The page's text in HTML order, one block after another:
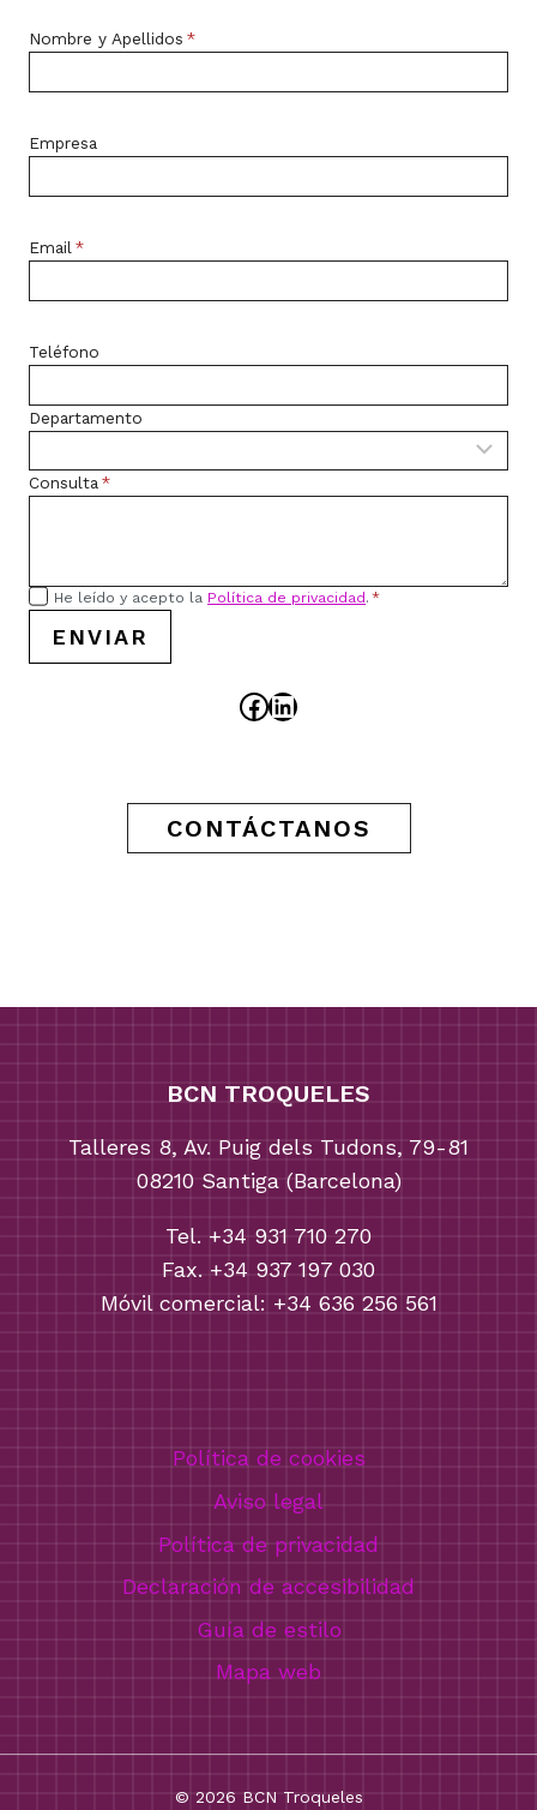
DIETECHEXPO
Nombre y Apellidos *
Empresa
Email *
Teléfono
Departamento
Consulta*
He leído y acepto la Política de privacidad. *
ENVIAR
Facebook
LinkedIn
CONTÁCTANOS
BCN TROQUELES
Talleres 8, Av. Puig dels Tudons, 79-81
08210 Santiga (Barcelona)
Tel. +34 931 710 270
Fax. +34 937 197 030
Móvil comercial: +34 636 256 561
Política de cookies
Aviso legal
Política de privacidad
Declaración de accesibilidad
Guía de estilo
Mapa web
© 2026 BCN Troqueles